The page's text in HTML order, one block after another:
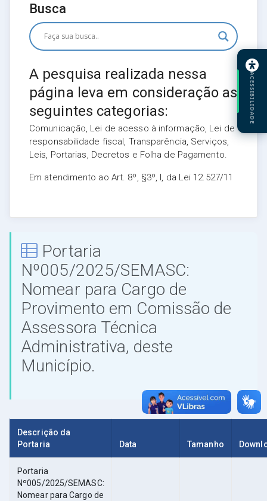
Busca
A pesquisa realizada nessa
página leva em consideração as
seguintes categorias:
Comunicação, Lei de acesso à informação, Lei de
responsabilidade fiscal, Transparência, Serviços,
Leis, Portarias, Decretos e Folha de Pagamento.
Em atendimento ao Art. 8º, §3º, I, da Lei 12.527/11
Portaria
Nº005/2025/SEMASC:
Nomear para Cargo de
Provimento em Comissão de
Assessora Técnica
Administrativa, deste
Município.
Descrição da
Portaria
Data Tamanho
Portaria
Nº005/2025/SEMASC:
Nomear para Cargo de
ACESSIBILIDADE